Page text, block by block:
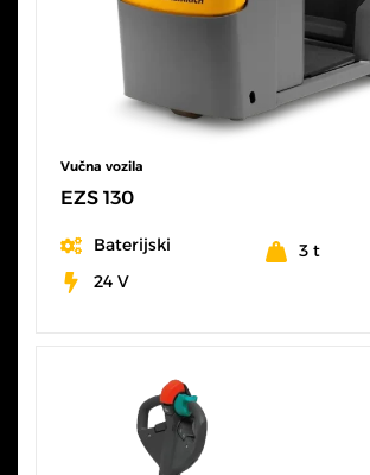
Vučna vozila
EZS 130
Baterijski
3 t
24 V